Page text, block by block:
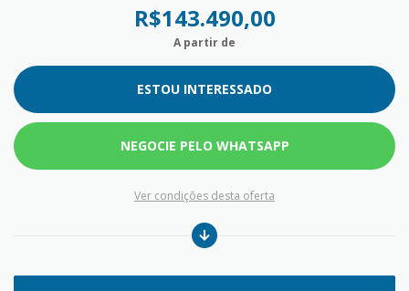
R$143.490,00
A partir de
ESTOU INTERESSADO
NEGOCIE PELO WHATSAPP
Ver condições desta oferta